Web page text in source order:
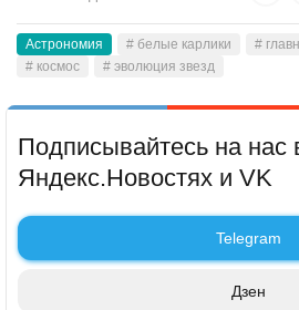
Астрономия # белые карлики
#
# космос
# эволюция звезд
Подписывайтесь на нас
Яндекс.Новостях и VK
Telegram
Дзен